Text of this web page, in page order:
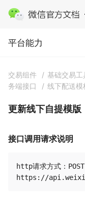
平台能力 · 商业能力
平台能力
交易组件 / 基础交易
务端接口
/ 线下配送模
更新线下自提模版
接口调用请求说明
http请求方式：POST